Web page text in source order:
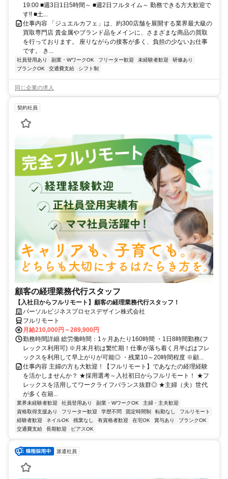
19:00 ■週3日1日5時間～ ■週2日フルタイム～ 勤務できる方大歓迎で
す!! ■土...
仕事内容 「ジュエルカフェ」は、約300店舗を展開する業界最大級の
買取専門店 貴金属やブランド品をメインに、さまざまな商品の買取
を行っております。 座りながらの接客が多く、負担の少ないお仕事
です。 き...
社員登用あり 副業・WワークOK フリーター歓迎 未経験者歓迎
研修あり
ブランクOK
交通費支給 シフト制
同じ企業の求人
契約社員
顧客の経理業務代行スタッフ
【入社日からフルリモート】顧客の経理業務代行スタッフ！
パーソルビジネスプロセスデザイン株式会社
フルリモート
月給210,000円～289,900円
勤務時間詳細 総労働時間：1ヶ月あたり160時間 ・1日8時間勤務(フ
レックス利用可) ※月末月初は繁忙期！仕事が落ち着く月半ばはフレ
ックスを利用して早上がりが可能◎ ・残業10～20時間程度 ※顧...
仕事内容 主婦の方も大歓迎！【フルリモート】であなたの経理経験
を活かしませんか？ ★採用選考～入社初日からフルリモート！ ★フ
レックスを活用してワークライフバランス抜群◎ ★主婦（夫）世代
が多く在籍...
業界未経験者歓迎 社員登用あり 副業・WワークOK
主婦・主夫歓迎
資格取得支援あり
フリーター歓迎 学歴不問 固定時間制 転勤なし
フルリモート
経験者歓迎
ネイルOK 残業なし 有資格者歓迎 在宅OK 賞与あり
ブランクOK
交通費支給
長期歓迎 ピアスOK
派遣社員